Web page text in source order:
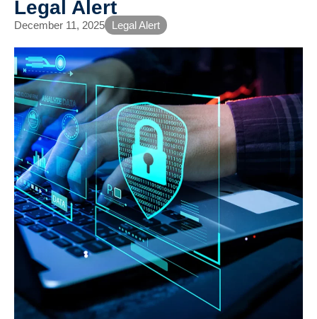
Legal Alert
December 11, 2025 Legal Alert